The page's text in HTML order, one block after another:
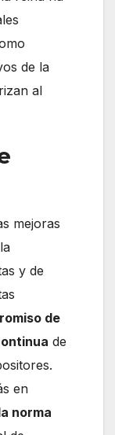
de la
al
mejoras
y de
de
de
en
norma